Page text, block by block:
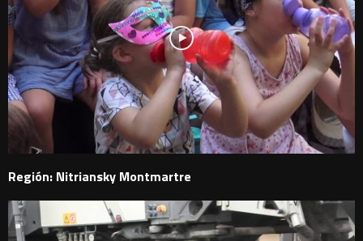
Región: Nitriansky Montmartre